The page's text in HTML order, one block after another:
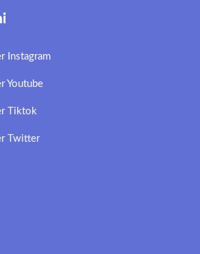
Instagram
Youtube
Tiktok
Twitter
– Sabtu